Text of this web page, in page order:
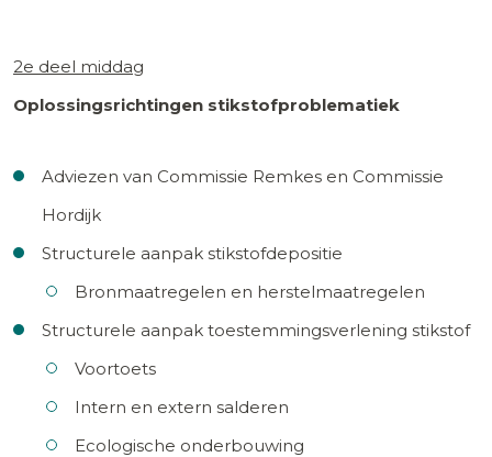
2e deel middag
Oplossingsrichtingen stikstofproblematiek
Adviezen van Commissie Remkes en Commissie
Hordijk
Structurele aanpak stikstofdepositie
Bronmaatregelen en herstelmaatregelen
Structurele aanpak toestemmingsverlening stikstof
Voortoets
Intern en extern salderen
Ecologische onderbouwing